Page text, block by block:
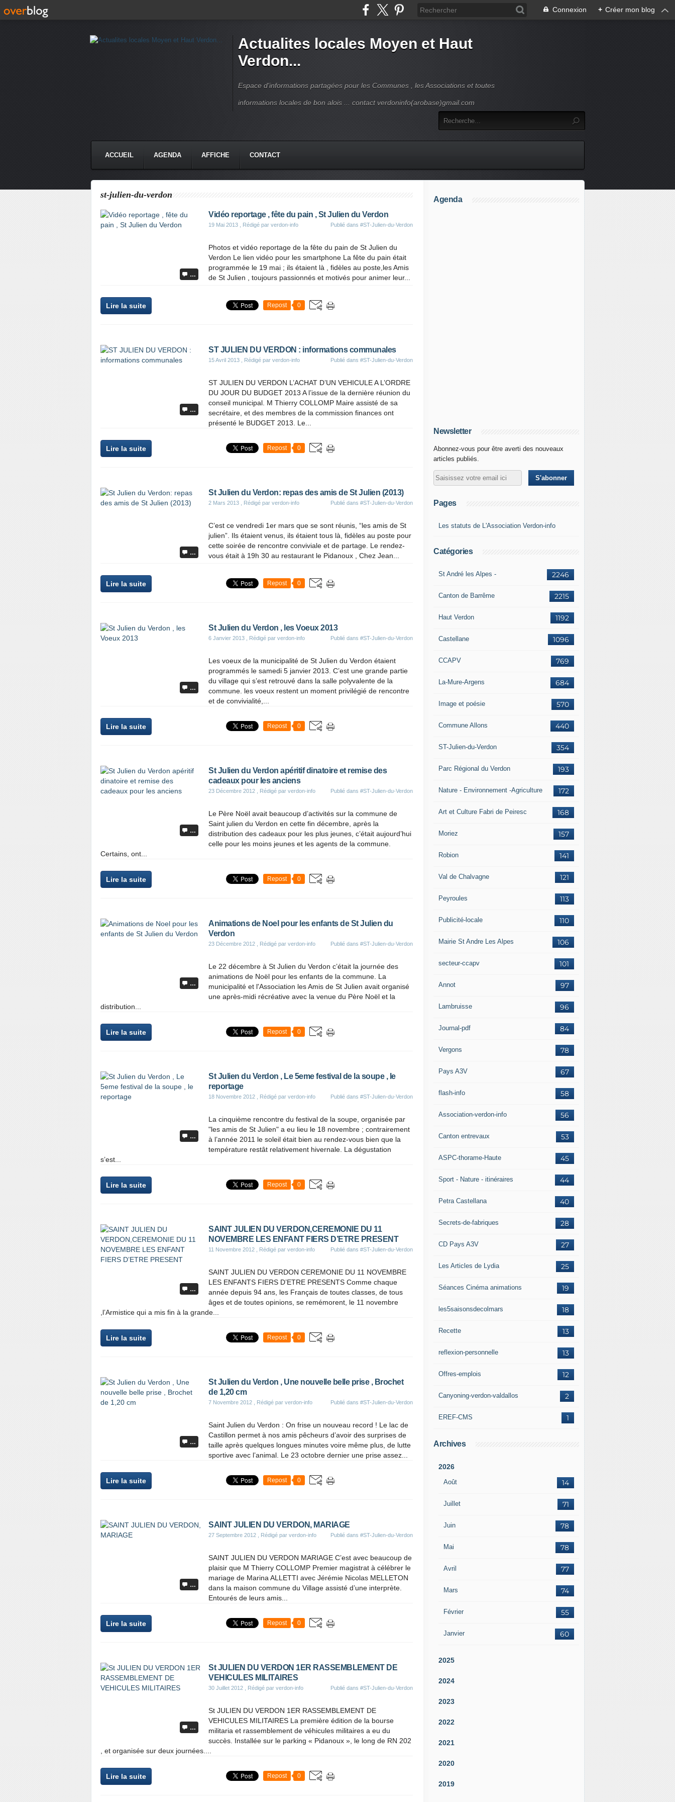
Connexion + Créer mon blog
Actualites locales Moyen et Haut
Verdon...
Espace d'informations partagées pour les Communes , les Associations et toutes
informations locales de bon alois ... contact verdoninfo(arobase)gmail.com
ACCUEIL AGENDA AFFICHE CONTACT
st-julien-du-verdon
…
Vidéo reportage , fête du pain , St Julien du Verdon
19 Mai 2013 , Rédigé par verdon-info Publié dans #ST-Julien-du-Verdon
Photos et vidéo reportage de la fête du pain de St Julien du
Verdon Le lien vidéo pour les smartphone La fête du pain était
programmée le 19 mai ; ils étaient là , fidèles au poste,les Amis
de St Julien , toujours passionnés et motivés pour animer leur...
Lire la suite Repost 0
…
ST JULIEN DU VERDON : informations communales
15 Avril 2013 , Rédigé par verdon-info Publié dans #ST-Julien-du-Verdon
ST JULIEN DU VERDON L’ACHAT D’UN VEHICULE A L’ORDRE
DU JOUR DU BUDGET 2013 A l’issue de la dernière réunion du
conseil municipal. M Thierry COLLOMP Maire assisté de sa
secrétaire, et des membres de la commission finances ont
présenté le BUDGET 2013. Le...
Lire la suite Repost 0
…
St Julien du Verdon: repas des amis de St Julien (2013)
2 Mars 2013 , Rédigé par verdon-info Publié dans #ST-Julien-du-Verdon
C’est ce vendredi 1er mars que se sont réunis, “les amis de St
julien”. Ils étaient venus, ils étaient tous là, fidèles au poste pour
cette soirée de rencontre conviviale et de partage. Le rendez-
vous était à 19h 30 au restaurant le Pidanoux , Chez Jean...
Lire la suite Repost 0
…
St Julien du Verdon , les Voeux 2013
6 Janvier 2013 , Rédigé par verdon-info Publié dans #ST-Julien-du-Verdon
Les voeux de la municipalité de St Julien du Verdon étaient
programmés le samedi 5 janvier 2013. C’est une grande partie
du village qui s’est retrouvé dans la salle polyvalente de la
commune. les voeux restent un moment privilégié de rencontre
et de convivialité,...
Lire la suite Repost 0
…
St Julien du Verdon apéritif dinatoire et remise des
cadeaux pour les anciens
23 Décembre 2012 , Rédigé par verdon-info Publié dans #ST-Julien-du-Verdon
Le Père Noël avait beaucoup d’activités sur la commune de
Saint julien du Verdon en cette fin décembre, après la
distribution des cadeaux pour les plus jeunes, c’était aujourd’hui
celle pour les moins jeunes et les agents de la commune.
Certains, ont...
Lire la suite Repost 0
…
Animations de Noel pour les enfants de St Julien du
Verdon
23 Décembre 2012 , Rédigé par verdon-info Publié dans #ST-Julien-du-Verdon
Le 22 décembre à St Julien du Verdon c’était la journée des
animations de Noël pour les enfants de la commune. La
municipalité et l'Association les Amis de St Julien avait organisé
une après-midi récréative avec la venue du Père Noël et la
distribution...
Lire la suite Repost 0
…
St Julien du Verdon , Le 5eme festival de la soupe , le
reportage
18 Novembre 2012 , Rédigé par verdon-info Publié dans #ST-Julien-du-Verdon
La cinquième rencontre du festival de la soupe, organisée par
"les amis de St Julien" a eu lieu le 18 novembre ; contrairement
à l’année 2011 le soleil était bien au rendez-vous bien que la
température restât relativement hivernale. La dégustation
s’est...
Lire la suite Repost 0
…
SAINT JULIEN DU VERDON,CEREMONIE DU 11
NOVEMBRE LES ENFANT FIERS D’ETRE PRESENT
11 Novembre 2012 , Rédigé par verdon-info Publié dans #ST-Julien-du-Verdon
SAINT JULIEN DU VERDON CEREMONIE DU 11 NOVEMBRE
LES ENFANTS FIERS D’ETRE PRESENTS Comme chaque
année depuis 94 ans, les Français de toutes classes, de tous
âges et de toutes opinions, se remémorent, le 11 novembre
,l’Armistice qui a mis fin à la grande...
Lire la suite Repost 0
…
St Julien du Verdon , Une nouvelle belle prise , Brochet
de 1,20 cm
7 Novembre 2012 , Rédigé par verdon-info Publié dans #ST-Julien-du-Verdon
Saint Julien du Verdon : On frise un nouveau record ! Le lac de
Castillon permet à nos amis pêcheurs d’avoir des surprises de
taille après quelques longues minutes voire même plus, de lutte
sportive avec l’animal. Le 23 octobre dernier une prise assez...
Lire la suite Repost 0
…
SAINT JULIEN DU VERDON, MARIAGE
27 Septembre 2012 , Rédigé par verdon-info Publié dans #ST-Julien-du-Verdon
SAINT JULIEN DU VERDON MARIAGE C’est avec beaucoup de
plaisir que M Thierry COLLOMP Premier magistrat à célébrer le
mariage de Marina ALLETTI avec Jérémie Nicolas MELLETON
dans la maison commune du Village assisté d’une interprète.
Entourés de leurs amis...
Lire la suite Repost 0
…
St JULIEN DU VERDON 1ER RASSEMBLEMENT DE
VEHICULES MILITAIRES
30 Juillet 2012 , Rédigé par verdon-info Publié dans #ST-Julien-du-Verdon
St JULIEN DU VERDON 1ER RASSEMBLEMENT DE
VEHICULES MILITAIRES La première édition de la bourse
militaria et rassemblement de véhicules militaires a eu du
succès. Installée sur le parking « Pidanoux », le long de RN 202
, et organisée sur deux journées....
Lire la suite Repost 0
Agenda
Newsletter
Abonnez-vous pour être averti des nouveaux
articles publiés.
Pages
Les statuts de L'Association Verdon-info
Catégories
2246
St André les Alpes -
2215
Canton de Barrême
1192
Haut Verdon
1096
Castellane
769
CCAPV
684
La-Mure-Argens
570
Image et poésie
440
Commune Allons
354
ST-Julien-du-Verdon
193
Parc Régional du Verdon
172
Nature - Environnement -Agriculture
168
Art et Culture Fabri de Peiresc
157
Moriez
141
Robion
121
Val de Chalvagne
113
Peyroules
110
Publicité-locale
106
Mairie St Andre Les Alpes
101
secteur-ccapv
97
Annot
96
Lambruisse
84
Journal-pdf
78
Vergons
67
Pays A3V
58
flash-info
56
Association-verdon-info
53
Canton entrevaux
45
ASPC-thorame-Haute
44
Sport - Nature - itinéraires
40
Petra Castellana
28
Secrets-de-fabriques
27
CD Pays A3V
25
Les Articles de Lydia
19
Séances Cinéma animations
18
les5saisonsdecolmars
13
Recette
13
reflexion-personnelle
12
Offres-emplois
2
Canyoning-verdon-valdallos
1
EREF-CMS
Archives
2026
Août 14
Juillet 71
Juin 78
Mai 78
Avril 77
Mars 74
Février 55
Janvier 60
2025
2024
2023
2022
2021
2020
2019